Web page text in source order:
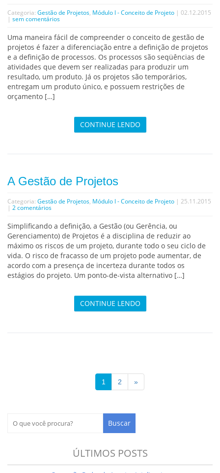
Categoria: Gestão de Projetos, Módulo I - Conceito de Projeto | 02.12.2015
| sem comentários
Uma maneira fácil de compreender o conceito de gestão de
projetos é fazer a diferenciação entre a definição de projetos
e a definição de processos. Os processos são seqüências de
atividades que devem ser realizadas para produzir um
resultado, um produto. Já os projetos são temporários,
entregam um produto único, e possuem restrições de
orçamento […]
CONTINUE LENDO
A Gestão de Projetos
Categoria: Gestão de Projetos, Módulo I - Conceito de Projeto | 25.11.2015
| 2 comentários
Simplificando a definição, a Gestão (ou Gerência, ou
Gerenciamento) de Projetos é a disciplina de reduzir ao
máximo os riscos de um projeto, durante todo o seu ciclo de
vida. O risco de fracasso de um projeto pode aumentar, de
acordo com a presença de incerteza durante todos os
estágios do projeto. Um ponto-de-vista alternativo […]
CONTINUE LENDO
1 2 »
ÚLTIMOS POSTS